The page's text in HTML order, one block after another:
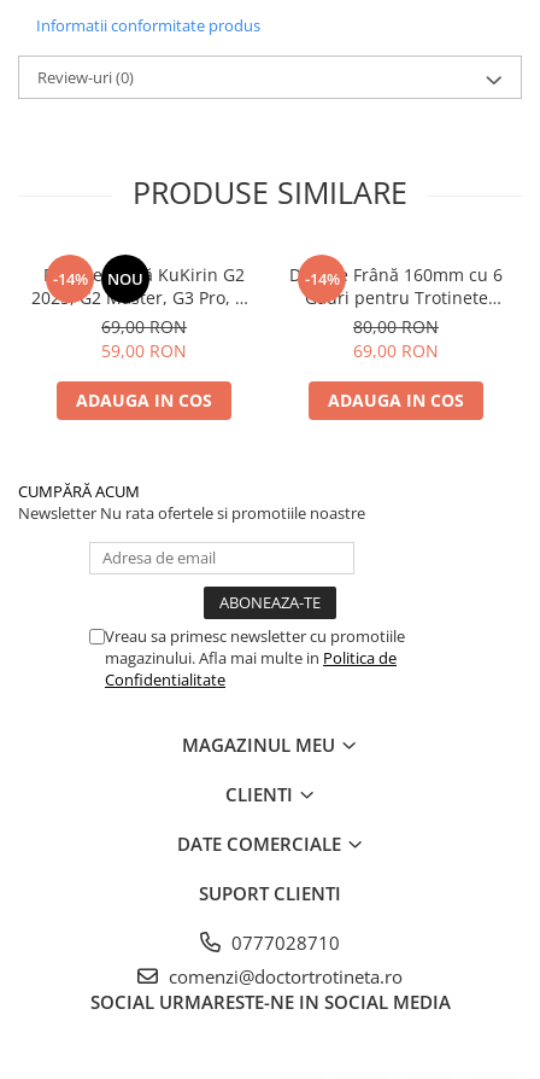
Informatii conformitate produs
Review-uri(0)
PRODUSE SIMILARE
-14% NOU
Plăcuțe Frână KuKirin G2
2025, G2 Master, G3 Pro, G4
– Set 2 Bucăți (Față sau
Spate) Premium
69,00 RON
59,00 RON
ADAUGA IN COS
-14%
Disc de Frână 160mm cu 6
Găuri pentru Trotinete
Electrice KuKirin G4 (Model
2025) și KuKirin G2 –
Performanță Premium
80,00 RON
69,00 RON
ADAUGA IN COS
CUMPĂRĂ ACUM
Newsletter Nu rata ofertele si promotiile noastre
Vreau sa primesc newsletter cu promotiile
magazinului. Afla mai multe in Politica de
Confidentialitate
MAGAZINUL MEU
CLIENTI
DATE COMERCIALE
SUPORT CLIENTI
0777028710
comenzi@doctortrotineta.ro
SOCIAL URMARESTE-NE IN SOCIAL MEDIA